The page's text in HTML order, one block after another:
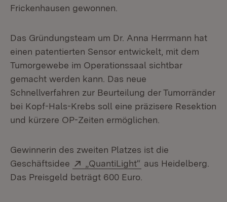
Frickenhausen gewonnen.
Das Gründungsteam um Dr. Anna Herrmann hat
einen patentierten Sensor entwickelt, mit dem
Tumorgewebe im Operationssaal sichtbar
gemacht werden kann. Das neue
Schnellverfahren zur Beurteilung der Tumorränder
bei Kopf-Hals-Krebs soll eine präzisere Resektion
und kürzere OP-Zeiten ermöglichen.
Gewinnerin des zweiten Platzes ist die
Geschäftsidee
Extern:
„QuantiLight“ (Öffnet in neuem
aus Heidelberg.
Das Preisgeld beträgt 600 Euro.